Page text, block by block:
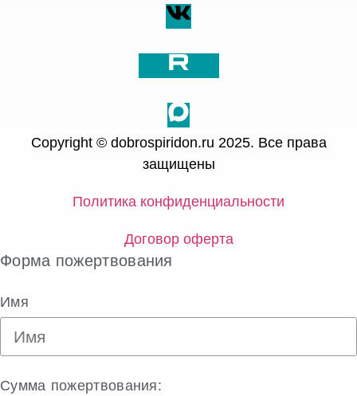
Copyright © dobrospiridon.ru 2025. Все права
защищены
Политика конфиденциальности
Договор оферта
Форма пожертвования
Имя
Сумма пожертвования: